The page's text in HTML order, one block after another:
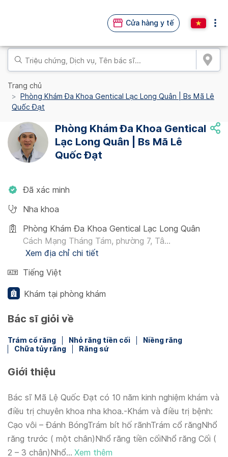
Cửa hàng y tế
Trang chủ
Phòng Khám Đa Khoa Gentical Lạc Long Quân | Bs Mã Lê
Quốc Đạt
Phòng Khám Đa Khoa Gentical
Lạc Long Quân | Bs Mã Lê
Quốc Đạt
Đã xác minh
Nha khoa
Phòng Khám Đa Khoa Gentical Lạc Long Quân
Cách Mạng Tháng Tám, phường 7, Tâ...
Xem địa chỉ chi tiết
Tiếng Việt
Khám tại phòng khám
Bác sĩ giỏi về
Trám cổ răng Nhỏ răng tiền cối
Niềng răng
Chữa tủy răng
Răng sứ
Giới thiệu
Bác sĩ Mã Lệ Quốc Đạt có 10 năm kinh nghiệm khám và
điều trị chuyên khoa nha khoa.-Khám và điều trị bệnh:
Cạo vôi – Đánh BóngTrám bít hố rãnhTrám cổ răngNhổ
răng trước ( một chân)Nhổ răng tiền cốiNhổ răng Cối (
2 – 3 chân)Nhổ... Xem thêm